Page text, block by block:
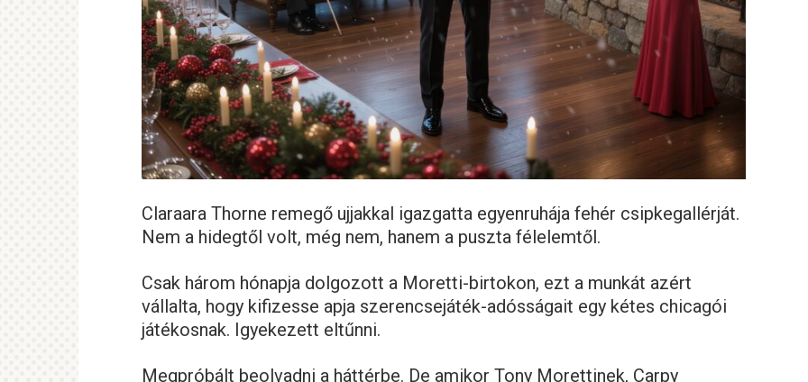
Claraara Thorne remegő ujjakkal igazgatta egyenruhája fehér csipkegallérját.
Nem a hidegtől volt, még nem, hanem a puszta félelemtől.
Csak három hónapja dolgozott a Moretti-birtokon, ezt a munkát azért
vállalta, hogy kifizesse apja szerencsejáték-adósságait egy kétes chicagói
játékosnak. Igyekezett eltűnni.
Megpróbált beolvadni a háttérbe. De amikor Tony Morettinek, Carpy